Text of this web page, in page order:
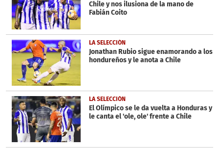
Chile y nos ilusiona de la mano de
Fabián Coito
LA SELECCIÓN
Jonathan Rubio sigue enamorando a los
hondureños y le anota a Chile
LA SELECCIÓN
El Olímpico se le da vuelta a Honduras y
le canta el 'ole, ole' frente a Chile